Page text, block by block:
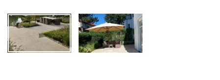
ANFRAGE
KONFIGURATOR